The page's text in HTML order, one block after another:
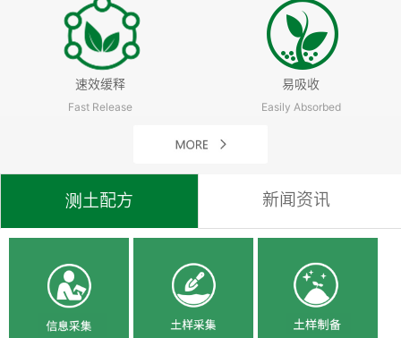
速效缓释
Fast Release
易吸收
Easily Absorbed
测土配方 新闻资讯